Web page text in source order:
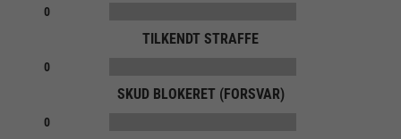
0
TILKENDT STRAFFE
0
SKUD BLOKERET (FORSVAR)
0